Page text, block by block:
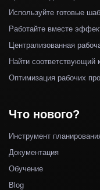
Используйте готовые
Работайте вместе
Централизованная
Найти соответствующий
Оптимизация рабочих
Что нового?
Инструмент
Документация
Обучение
Blog